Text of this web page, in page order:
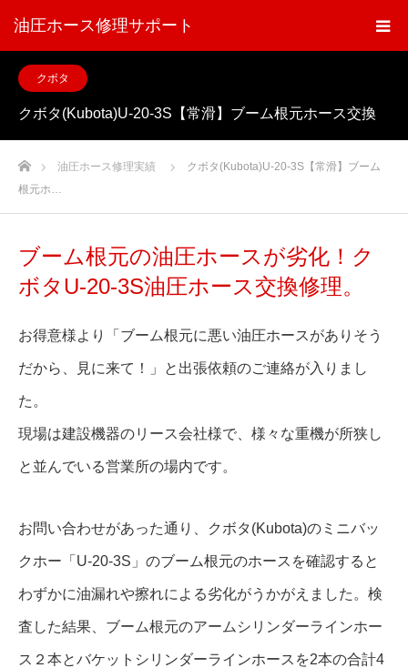
油圧ホース修理サポート
クボタ
クボタ(Kubota)U-20-3S【常滑】ブーム根元ホース交換
ホーム油圧ホース修理実績
クボタ(Kubota)U-20-3S【常滑】ブーム
根元ホ…
ブーム根元の油圧ホースが劣化！ク
ボタU-20-3S油圧ホース交換修理。
お得意様より「ブーム根元に悪い油圧ホースがありそう
だから、見に来て！」と出張依頼のご連絡が入りまし
た。
現場は建設機器のリース会社様で、様々な重機が所狭し
と並んでいる営業所の場内です。
お問い合わせがあった通り、クボタ(Kubota)のミニバッ
クホー「U-20-3S」のブーム根元のホースを確認すると
わずかに油漏れや擦れによる劣化がうかがえました。検
査した結果、ブーム根元のアームシリンダーラインホー
ス２本とバケットシリンダーラインホースを2本の合計4